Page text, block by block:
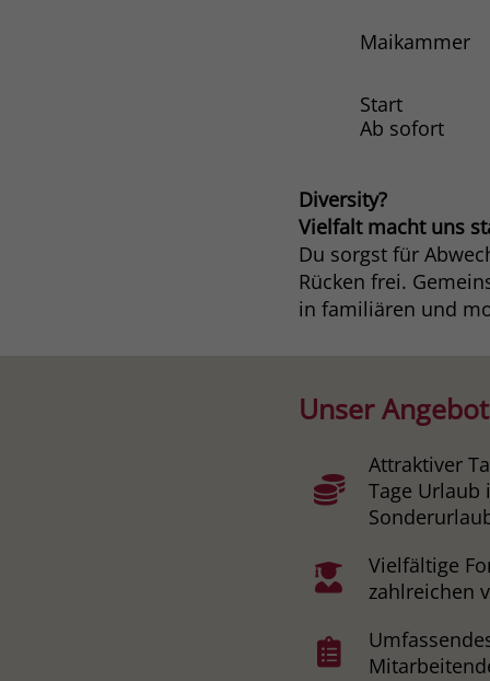
Maikammer
Start
Ab sofort
Diversity?
Vielfalt macht uns
Du sorgst für
Rücken frei.
in familiären und
Unser
Attraktiver
Tage Urlaub
Vielfältige
zahlreichen